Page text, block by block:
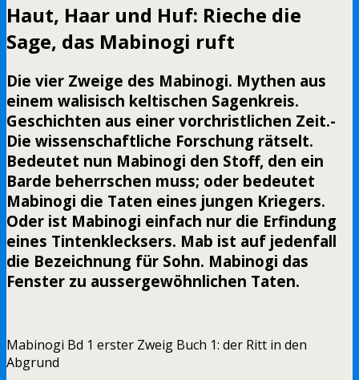
Haut, Haar und Huf: Rieche die
Sage, das Mabinogi ruft
Die vier Zweige des Mabinogi. Mythen aus
einem walisisch keltischen Sagenkreis.
Geschichten aus einer vorchristlichen Zeit.-
Die wissenschaftliche Forschung rätselt.
Bedeutet nun Mabinogi den Stoff, den ein
Barde beherrschen muss; oder bedeutet
Mabinogi die Taten eines jungen Kriegers.
Oder ist Mabinogi einfach nur die Erfindung
eines Tintenklecksers. Mab ist auf jedenfall
die Bezeichnung für Sohn. Mabinogi das
Fenster zu aussergewöhnlichen Taten.
Mabinogi Bd 1 erster Zweig Buch 1: der Ritt in den
Abgrund